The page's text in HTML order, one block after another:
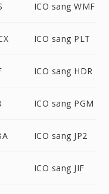
ICO sang WMF
ICO sang PLT
ICO sang HDR
ICO sang PGM
ICO sang JP2
ICO sang JIF